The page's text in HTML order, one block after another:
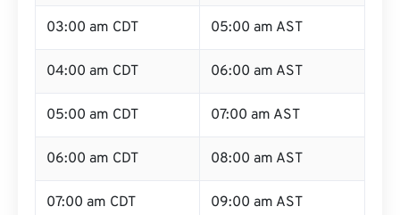
03:00 am CDT 05:00 am AST
04:00 am CDT 06:00 am AST
05:00 am CDT 07:00 am AST
06:00 am CDT 08:00 am AST
07:00 am CDT 09:00 am AST